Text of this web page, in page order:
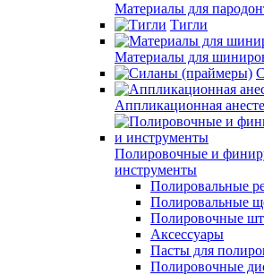
Материалы для
Тигли
Материалы для
Аппликационная
Полировочные и
инструменты
Полировальные
Полировальные
Полировочные
Аксессуары
Пасты для
Полировочные